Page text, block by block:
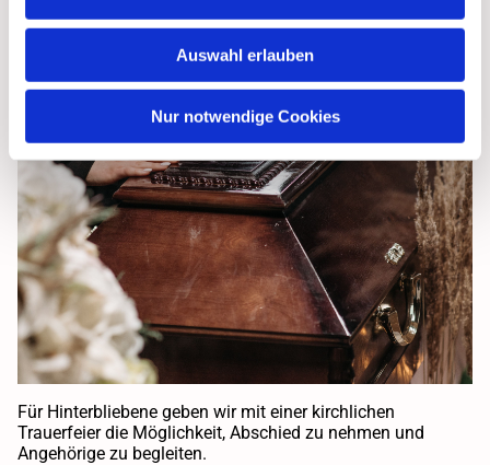
Auswahl erlauben
Nur notwendige Cookies
Für Hinterbliebene geben wir mit einer kirchlichen
Trauerfeier die Möglichkeit, Abschied zu nehmen und
Angehörige zu begleiten.